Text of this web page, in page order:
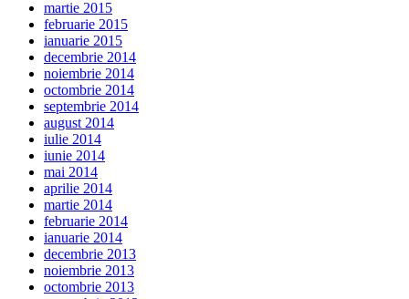
martie 2015
februarie 2015
ianuarie 2015
decembrie 2014
noiembrie 2014
octombrie 2014
septembrie 2014
august 2014
iulie 2014
iunie 2014
mai 2014
aprilie 2014
martie 2014
februarie 2014
ianuarie 2014
decembrie 2013
noiembrie 2013
octombrie 2013